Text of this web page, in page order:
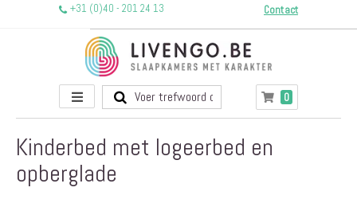
+31 (0)40 - 201 24 13 Contact
Toggle
Nav
Winkelwagen
0producten
Kinderbed met logeerbed en
opberglade